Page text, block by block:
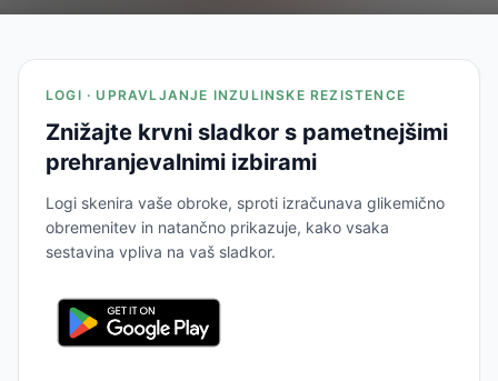
LOGI · UPRAVLJANJE INZULINSKE REZISTENCE
Znižajte krvni sladkor s pametnejšimi
prehranjevalnimi izbirami
Logi skenira vaše obroke, sproti izračunava glikemično
obremenitev in natančno prikazuje, kako vsaka
sestavina vpliva na vaš sladkor.